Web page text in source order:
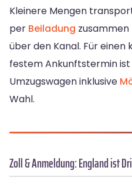
Kleinere Mengen
per Beiladung
über den Kanal. Für
festem Ankunftstermin ist
Umzugswagen inklusive
Wahl.
Zoll & Anmeldung: England ist